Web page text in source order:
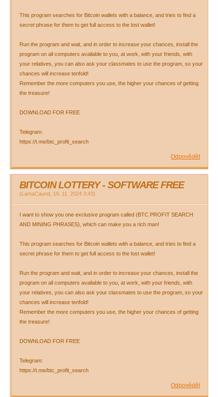
This program searches for Bitcoin wallets with a balance, and tries to find a
secret phrase for them to get full access to the lost wallet!
Run the program and wait, and in order to increase your chances, install the
program on all computers available to you, at work, with your friends, with
your relatives, you can also ask your classmates to use the program, so your
chances will increase tenfold!
Remember the more computers you use, the higher your chances of getting
the treasure!
DOWNLOAD FOR FREE
Telegram:
https://t.me/btc_profit_search
Odpovědět
BITCOIN LOTTERY - SOFTWARE FREE
(LamaCaund 19. 11. 2024 3:43)
I want to show you one exclusive program called (BTC PROFIT SEARCH
AND MINING PHRASES), which can make you a rich man!
This program searches for Bitcoin wallets with a balance, and tries to find a
secret phrase for them to get full access to the lost wallet!
Run the program and wait, and in order to increase your chances, install the
program on all computers available to you, at work, with your friends, with
your relatives, you can also ask your classmates to use the program, so your
chances will increase tenfold!
Remember the more computers you use, the higher your chances of getting
the treasure!
DOWNLOAD FOR FREE
Telegram:
https://t.me/btc_profit_search
Odpovědět